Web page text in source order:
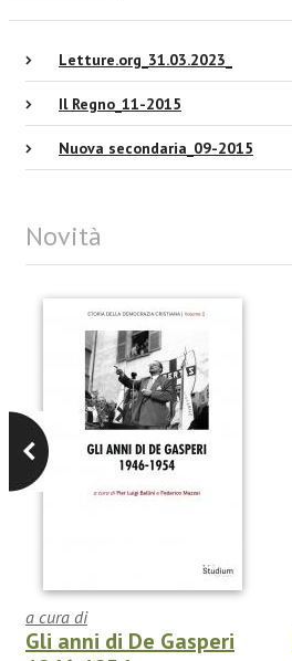
Letture.org_31.03.2023_
Il Regno_11-2015
Nuova secondaria_09-2015
Novità
a cura di
Gli anni di De Gasperi